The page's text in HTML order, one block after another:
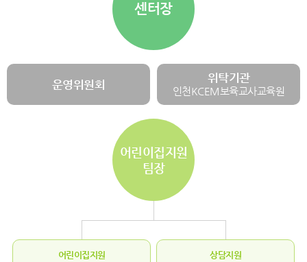
센터장
운영위원회 위탁기관
인천KCEM보육교사교육원
어린이집지원
팀장
어린이집지원 상담지원